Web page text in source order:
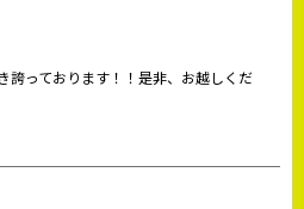
誇っております！！是非、お越しくだ